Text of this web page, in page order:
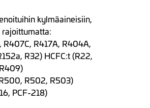
kylmäaineisiin,
R407C, R417A, R404A,
R32) HCFC:t (R22,
R500, R502, R503)
PCF-218)